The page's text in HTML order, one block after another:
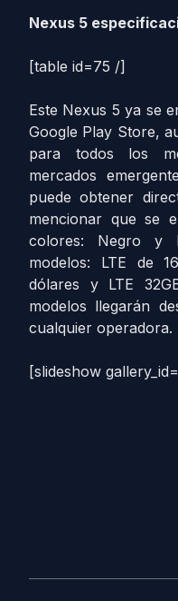
Nexus 5
[table id=75 /]
Este Nexus 5 ya se
Google Play Store,
para todos los
mercados
puede obtener
mencionar que se
colores: Negro y
modelos: LTE de
dólares y LTE
modelos llegarán
cualquier operadora.
[slideshow